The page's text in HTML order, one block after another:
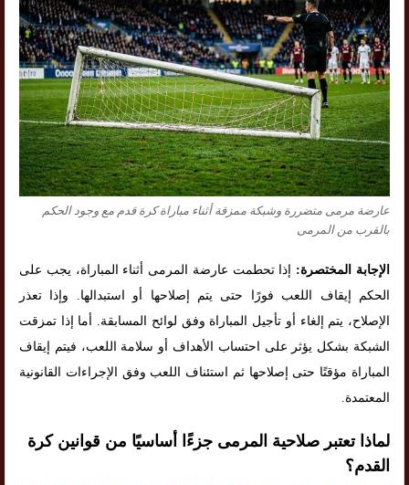
عارضة مرمى متضررة وشبكة ممزقة أثناء مباراة كرة قدم مع وجود الحكم
بالقرب من المرمى
الإجابة المختصرة: إذا تحطمت عارضة المرمى أثناء المباراة، يجب على
الحكم إيقاف اللعب فورًا حتى يتم إصلاحها أو استبدالها. وإذا تعذر
الإصلاح، يتم إلغاء أو تأجيل المباراة وفق لوائح المسابقة. أما إذا تمزقت
الشبكة بشكل يؤثر على احتساب الأهداف أو سلامة اللعب، فيتم إيقاف
المباراة مؤقتًا حتى إصلاحها ثم استئناف اللعب وفق الإجراءات القانونية
المعتمدة.
لماذا تعتبر صلاحية المرمى جزءًا أساسيًا من قوانين كرة
القدم؟